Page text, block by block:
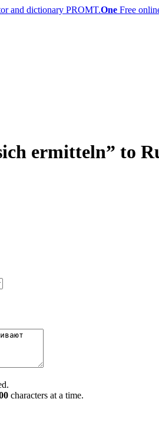
PROMT.One Free
ermitteln” to
characters at a time.